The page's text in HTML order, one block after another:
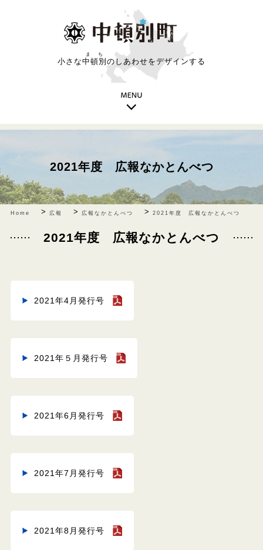
小さな中頓別
まち
のしあわせをデザインする
2021年度 広報なかとんべつ
Home > 広報 > 広報なかとんべつ > 2021年度 広報なかとんべつ
2021年度 広報なかとんべつ
2021年4月発行号
2021年５月発行号
2021年6月発行号
2021年7月発行号
2021年8月発行号